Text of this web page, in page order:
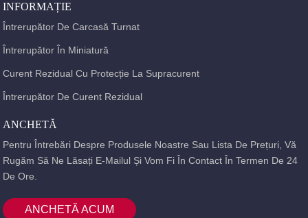
INFORMAȚIE
Întrerupător De Carcasă Turnat
Întrerupător În Miniatură
Curent Rezidual Cu Protecție La Supracurent
Întrerupător De Curent Rezidual
ANCHETĂ
Pentru Întrebări Despre Produsele Noastre Sau Lista De Prețuri, Vă
Rugăm Să Ne Lăsați E-Mailul Și Vom Fi În Contact În Termen De 24
De Ore.
ANCHETĂ ACUM